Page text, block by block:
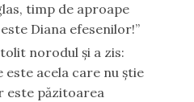
timp de aproape
Diana efesenilor!”
norodul şi a zis:
este acela care nu ştie
este păzitoarea